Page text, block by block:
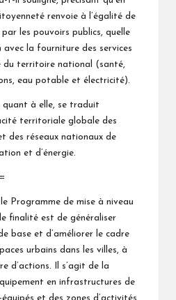
renvoie à l’égalité de
les pouvoirs publics, quelle
la fourniture des services
du territoire national (santé,
eau potable et électricité).
quant à elle, se traduit
territoriale globale des
des réseaux nationaux de
et d’énergie.
Programme de mise à niveau
finalité est de généraliser
base et d’améliorer le cadre
urbains dans les villes, à
d’actions. Il s’agit de la
en infrastructures de
et des zones d’activités,